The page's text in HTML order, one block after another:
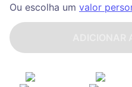
Ou escolha um valor